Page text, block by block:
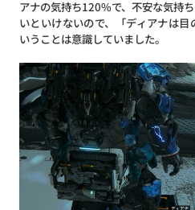
アナの気持ち120%で、不安な気持
いといけないので、「ディアナは
いうことは意識していました。